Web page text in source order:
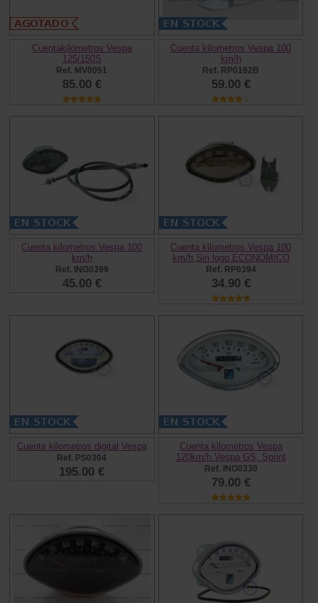
Cuentakilometros Vespa
125/150S
Ref. MV0051
85.00 €
Cuenta kilometros Vespa 100
km/h
Ref. RP0192B
59.00 €
Cuenta kilometros Vespa 100
km/h
Ref. ING0399
45.00 €
Cuenta kilometros Vespa 100
km/h Sin logo ECONOMICO
Ref. RP0394
34.90 €
Cuenta kilometros digital Vespa
Ref. PS0304
195.00 €
Cuenta kilometros Vespa
120km/h Vespa GS, Sprint
Ref. ING0330
79.00 €